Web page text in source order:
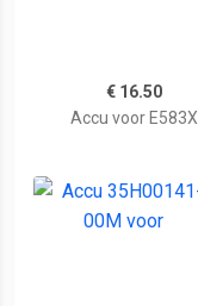
€ 16.50
Accu voor E583X